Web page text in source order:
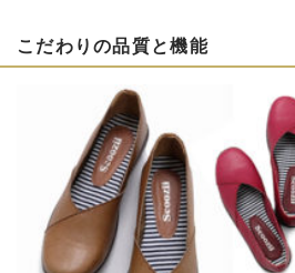
こだわりの品質と機能